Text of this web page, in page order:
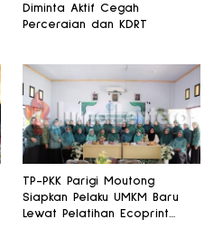
Diminta Aktif Cegah
Perceraian dan KDRT
TP-PKK Parigi Moutong
Siapkan Pelaku UMKM Baru
Lewat Pelatihan Ecoprint